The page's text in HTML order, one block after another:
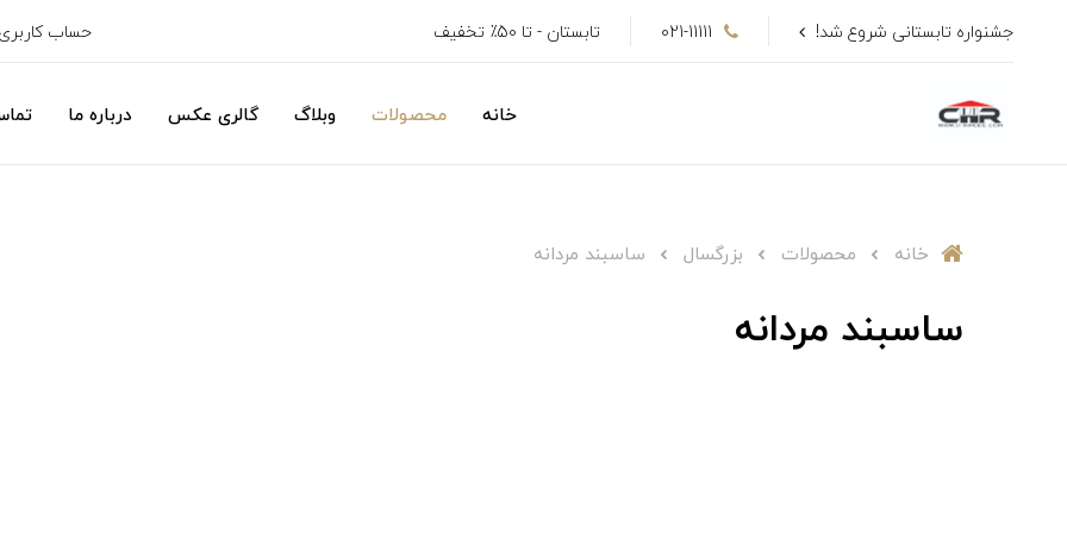
جشنواره تابستانی شروع شد! 021-11111 تابستان - تا 50٪ تخفیف حساب
خانه محصولات وبلاگ گالری عکس درباره ما
خانه محصولات بزرگسال ساسبند مردانه
ساسبند مردانه